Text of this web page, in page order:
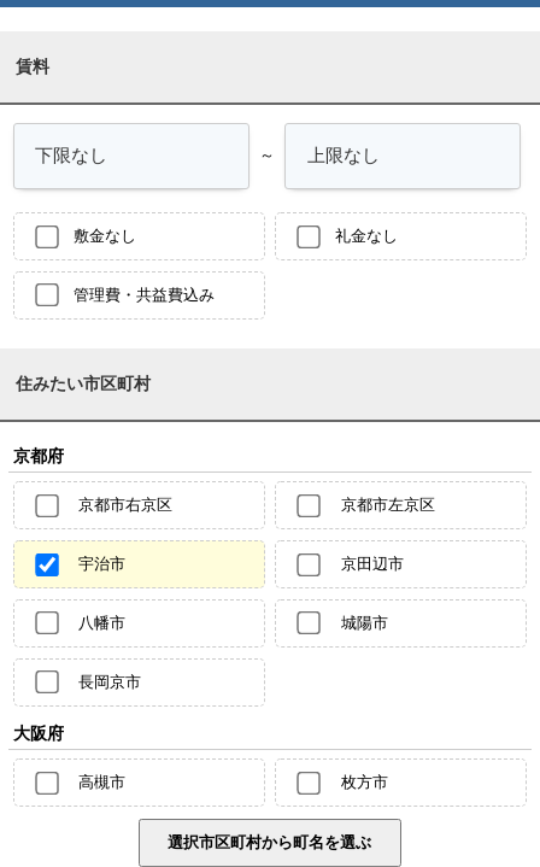
賃料
～
敷金なし 礼金なし
管理費・共益費込み
住みたい市区町村
京都府
京都市右京区 京都市左京区
宇治市 京田辺市
八幡市 城陽市
長岡京市
大阪府
高槻市 枚方市